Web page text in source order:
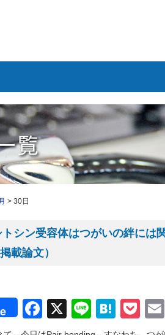
> 30日
シン受容体はつがいの絆には
載論文）
Facebook
X Line